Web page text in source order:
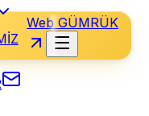
Web GÜMRÜK